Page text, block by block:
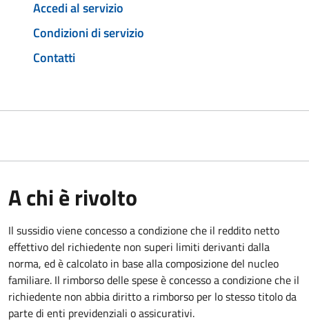
Accedi al servizio
Condizioni di servizio
Contatti
A chi è rivolto
Il sussidio viene concesso a condizione che il reddito netto
effettivo del richiedente non superi limiti derivanti dalla
norma, ed è calcolato in base alla composizione del nucleo
familiare. Il rimborso delle spese è concesso a condizione che il
richiedente non abbia diritto a rimborso per lo stesso titolo da
parte di enti previdenziali o assicurativi.